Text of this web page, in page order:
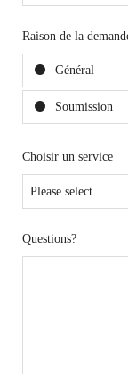
Raison de la
Général
Soumission
Choisir un service
Questions?